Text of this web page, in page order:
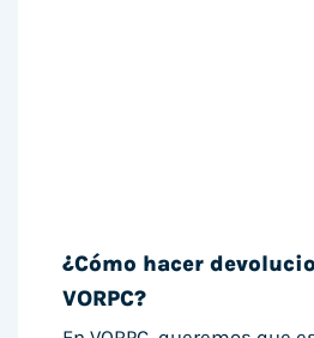
¿Cómo hacer
VORPC?